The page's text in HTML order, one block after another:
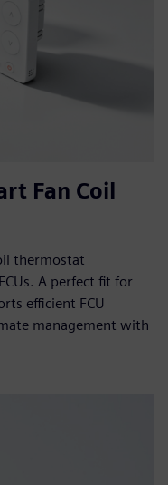
Fan Coil
thermostat
A perfect fit for
efficient FCU
management with